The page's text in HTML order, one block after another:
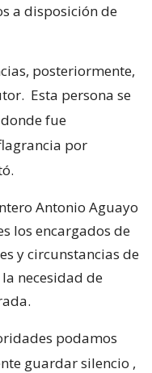
a disposición de
posteriormente,
Esta persona se
fue
por
Antonio Aguayo
los encargados de
y circunstancias de
necesidad de
podamos
guardar silencio ,